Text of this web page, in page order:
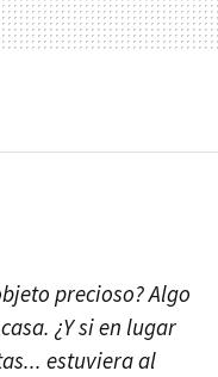
precioso? Algo
¿Y si en lugar
estuviera al